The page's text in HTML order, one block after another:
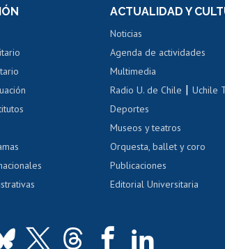
docente
académica
al AUCAI
Portal de movilidad
Certificado de renta
Certificado de renta
Gestión de correo uchile
Acoso laboral, sexual
ACTUALIDAD Y
Noticias
Agenda de actividades
Multimedia
Radio U. de Chile |Uchile
Deportes
Museos y teatros
Orquesta, ballet y coro
Publicaciones
Editorial Universitaria